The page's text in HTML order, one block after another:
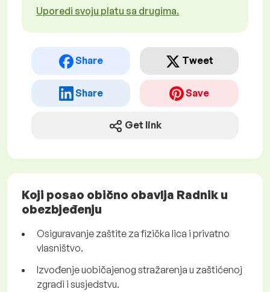
Uporedi svoju platu sa drugima.
Share Tweet
Share Save
Get link
Koji posao obično obavlja Radnik u
obezbjeđenju
Osiguravanje zaštite za fizička lica i privatno
vlasništvo.
Izvođenje uobičajenog stražarenja u zaštićenoj
zgradi i susjedstvu.